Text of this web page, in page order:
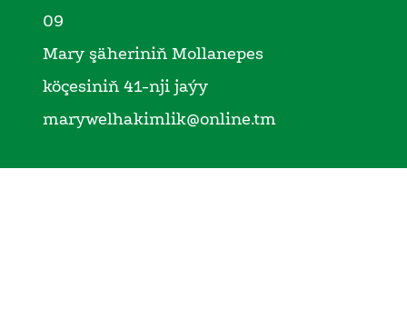
09
Mary şäheriniň Mollanepes
köçesiniň 41-nji jaýy
marywelhakimlik@online.tm